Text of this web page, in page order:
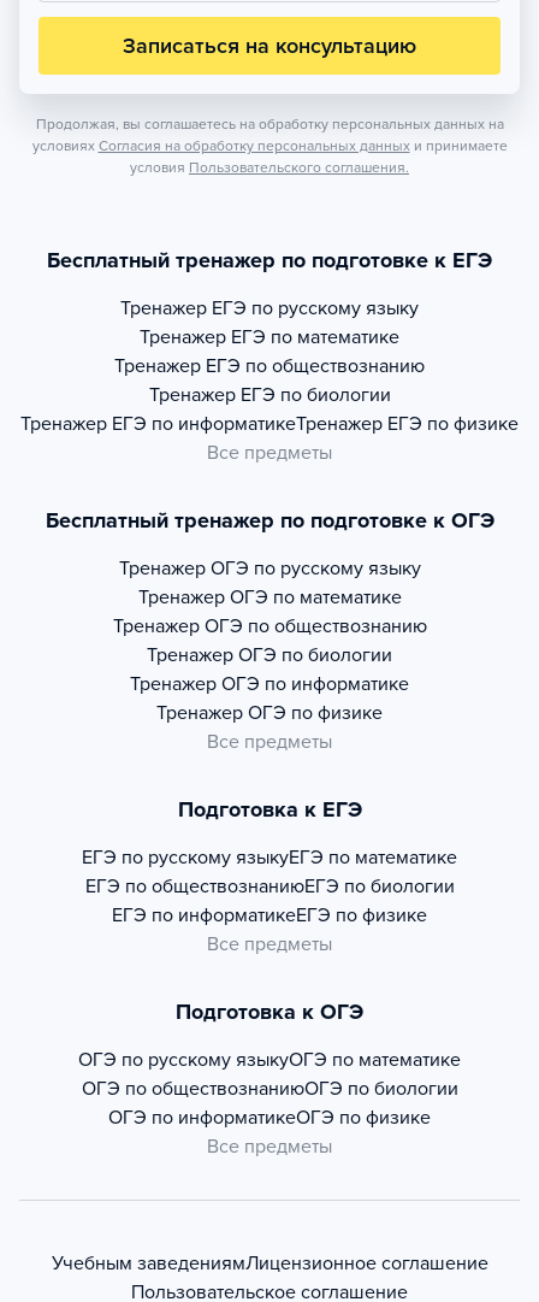
Записаться на консультацию
Продолжая, вы соглашаетесь на обработку персональных данных на
условиях Согласия на обработку персональных данных и принимаете
условия Пользовательского соглашения.
Бесплатный тренажер по подготовке к ЕГЭ
Тренажер ЕГЭ по русскому языку
Тренажер ЕГЭ по математике
Тренажер ЕГЭ по обществознанию
Тренажер ЕГЭ по биологии
Тренажер ЕГЭ по информатикеТренажер ЕГЭ по физике
Все предметы
Бесплатный тренажер по подготовке к ОГЭ
Тренажер ОГЭ по русскому языку
Тренажер ОГЭ по математике
Тренажер ОГЭ по обществознанию
Тренажер ОГЭ по биологии
Тренажер ОГЭ по информатике
Тренажер ОГЭ по физике
Все предметы
Подготовка к ЕГЭ
ЕГЭ по русскому языкуЕГЭ по математике
ЕГЭ по обществознаниюЕГЭ по биологии
ЕГЭ по информатикеЕГЭ по физике
Все предметы
Подготовка к ОГЭ
ОГЭ по русскому языкуОГЭ по математике
ОГЭ по обществознаниюОГЭ по биологии
ОГЭ по информатикеОГЭ по физике
Все предметы
Учебным заведениямЛицензионное соглашение
Пользовательское соглашение